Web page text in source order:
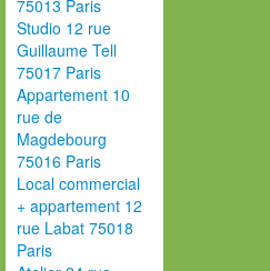
75013 Paris
Studio 12 rue
Guillaume Tell
75017 Paris
Appartement 10
rue de
Magdebourg
75016 Paris
Local commercial
+ appartement 12
rue Labat 75018
Paris